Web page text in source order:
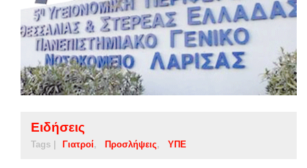
Ειδήσεις
Tags | Γιατροί Προσλήψεις ΥΠΕ